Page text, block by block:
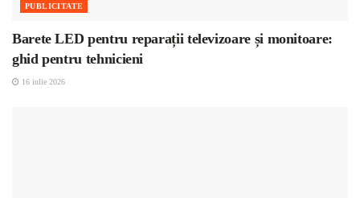
PUBLICITATE
Barete LED pentru reparații televizoare și monitoare:
ghid pentru tehnicieni
16 iulie 2026